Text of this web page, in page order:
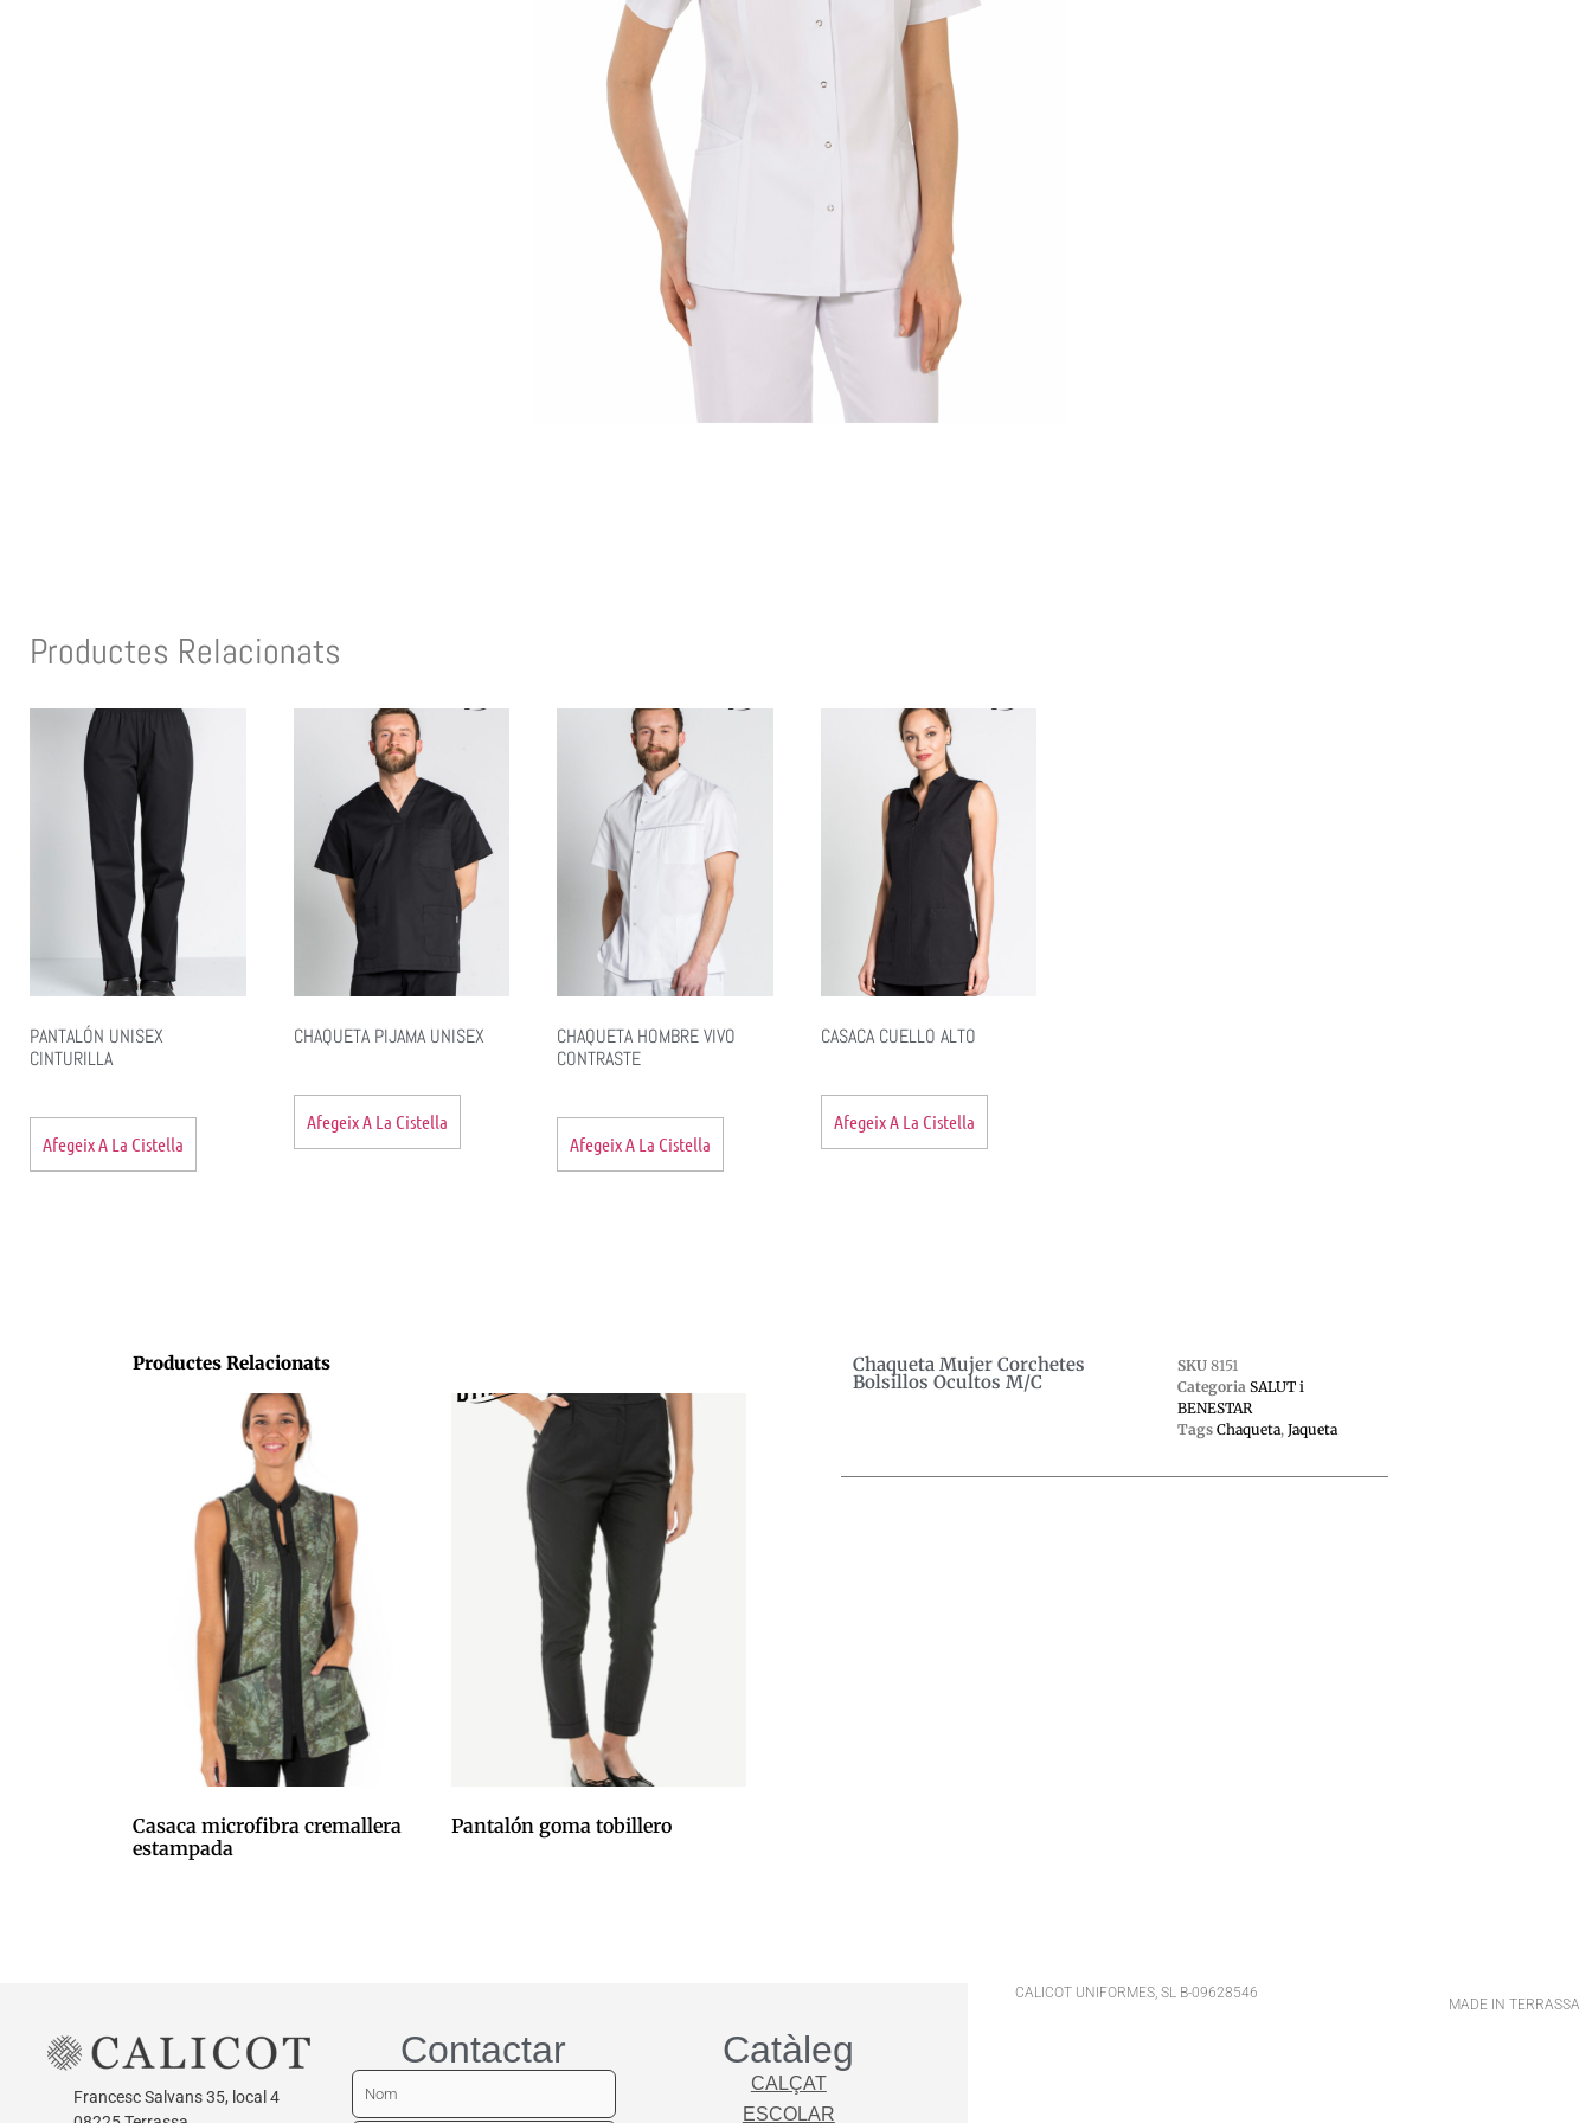
Productes Relacionats
PANTALÓN UNISEX
CINTURILLA
Afegeix A La Cistella
CHAQUETA PIJAMA UNISEX
Afegeix A La Cistella
CHAQUETA HOMBRE VIVO
CONTRASTE
Afegeix A La Cistella
CASACA CUELLO ALTO
Afegeix A La Cistella
Productes Relacionats
Casaca microfibra cremallera
estampada
Pantalón goma tobillero
Chaqueta Mujer Corchetes
Bolsillos Ocultos M/c
SKU 8151
Categoria SALUT i
BENESTAR
Tags Chaqueta, Jaqueta
Francesc Salvans 35, local 4
Contactar Catàleg
CALÇAT
ESCOLAR
CALICOT UNIFORMES, SL B-09628546
MADE IN TERRASSA